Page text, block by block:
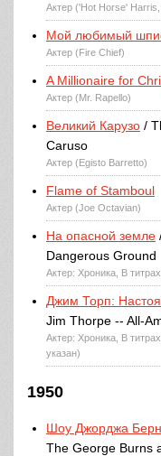
Актер ('Hot Horse'
Мой любимый
Актер (Fire Chief)
A Millionaire for
Актер (Mr. Rapello)
Великий Карузо /
Caruso
Актер (Egisto Barretto)
Flame of Stamboul
Актер (Joe Octavian)
На опасной земле
Dangerous Ground
Актер: Хроника, В
Джим Торп:
Jim Thorpe -- All-
Актер: Хроника, В
указан)
1950
Шоу Джорджа
The George Burns